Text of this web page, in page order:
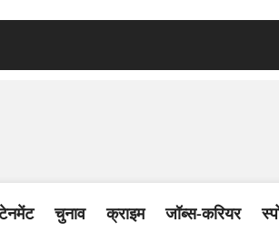
चुनाव क्राइम जॉब्स-करियर